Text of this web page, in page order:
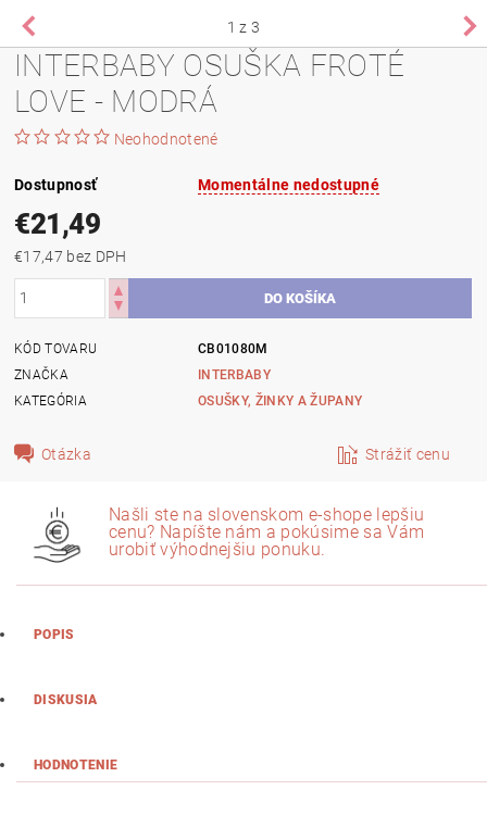
1 z 3
INTERBABY OSUŠKA FROTÉ
LOVE - MODRÁ
Neohodnotené
Dostupnosť Momentálne nedostupné
€21,49
€17,47 bez DPH
KÓD TOVARU
CB01080M
ZNAČKA
INTERBABY
KATEGÓRIA
OSUŠKY, ŽINKY A ŽUPANY
Otázka Strážiť cenu
Našli ste na slovenskom e-shope lepšiu
cenu? Napíšte nám a pokúsime sa Vám
urobiť výhodnejšiu ponuku.
POPIS
DISKUSIA
HODNOTENIE